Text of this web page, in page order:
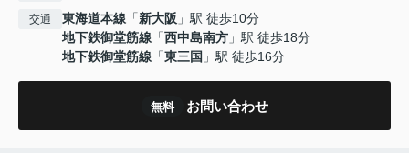
交通 東海道本線 「新大阪 」駅 徒歩10分
地下鉄御堂筋線 「西中島南方 」駅 徒歩18分
地下鉄御堂筋線 「東三国 」駅 徒歩16分
無料 お問い合わせ